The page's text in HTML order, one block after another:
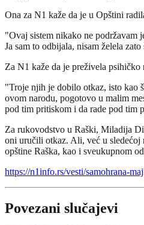
Ona za N1 kaže da je u Opštini
"Ovaj sistem nikako ne podržavam
Ja sam to odbijala, nisam želela
Za N1 kaže da je preživela
"Troje njih je dobilo otkaz, isto kao
ovom narodu, pogotovo u malim
pod tim pritiskom i da rade pod tim
Za rukovodstvo u Raški, Miladija
oni uručili otkaz. Ali, već u sledećoj
opštine Raška, kao i sveukupnom
https://n1info.rs/vesti/samohrana-
Povezani slučajevi